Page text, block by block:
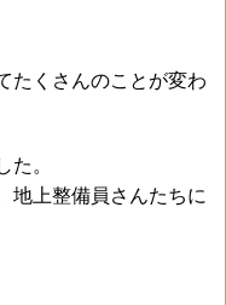
たくさんのことが変わ
た。
地上整備員さんたちに